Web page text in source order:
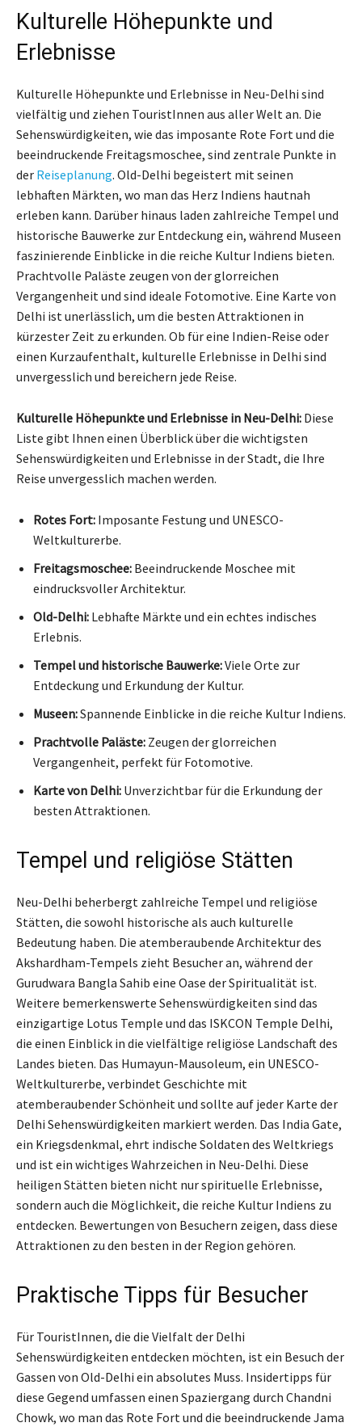
Kulturelle Höhepunkte und
Erlebnisse
Kulturelle Höhepunkte und Erlebnisse in Neu-Delhi sind
vielfältig und ziehen TouristInnen aus aller Welt an. Die
Sehenswürdigkeiten, wie das imposante Rote Fort und die
beeindruckende Freitagsmoschee, sind zentrale Punkte in
der Reiseplanung. Old-Delhi begeistert mit seinen
lebhaften Märkten, wo man das Herz Indiens hautnah
erleben kann. Darüber hinaus laden zahlreiche Tempel und
historische Bauwerke zur Entdeckung ein, während Museen
faszinierende Einblicke in die reiche Kultur Indiens bieten.
Prachtvolle Paläste zeugen von der glorreichen
Vergangenheit und sind ideale Fotomotive. Eine Karte von
Delhi ist unerlässlich, um die besten Attraktionen in
kürzester Zeit zu erkunden. Ob für eine Indien-Reise oder
einen Kurzaufenthalt, kulturelle Erlebnisse in Delhi sind
unvergesslich und bereichern jede Reise.
Kulturelle Höhepunkte und Erlebnisse in Neu-Delhi: Diese
Liste gibt Ihnen einen Überblick über die wichtigsten
Sehenswürdigkeiten und Erlebnisse in der Stadt, die Ihre
Reise unvergesslich machen werden.
Rotes Fort: Imposante Festung und UNESCO-
Weltkulturerbe.
Freitagsmoschee: Beeindruckende Moschee mit
eindrucksvoller Architektur.
Old-Delhi: Lebhafte Märkte und ein echtes indisches
Erlebnis.
Tempel und historische Bauwerke:Viele Orte zur
Entdeckung und Erkundung der Kultur.
Museen:Spannende Einblicke in die reiche Kultur Indiens.
Prachtvolle Paläste: Zeugen der glorreichen
Vergangenheit, perfekt für Fotomotive.
Karte von Delhi: Unverzichtbar für die Erkundung der
besten Attraktionen.
Tempel und religiöse Stätten
Neu-Delhi beherbergt zahlreiche Tempel und religiöse
Stätten, die sowohl historische als auch kulturelle
Bedeutung haben. Die atemberaubende Architektur des
Akshardham-Tempels zieht Besucher an, während der
Gurudwara Bangla Sahib eine Oase der Spiritualität ist.
Weitere bemerkenswerte Sehenswürdigkeiten sind das
einzigartige Lotus Temple und das ISKCON Temple Delhi,
die einen Einblick in die vielfältige religiöse Landschaft des
Landes bieten. Das Humayun-Mausoleum, ein UNESCO-
Weltkulturerbe, verbindet Geschichte mit
atemberaubender Schönheit und sollte auf jeder Karte der
Delhi Sehenswürdigkeiten markiert werden. Das India Gate,
ein Kriegsdenkmal, ehrt indische Soldaten des Weltkriegs
und ist ein wichtiges Wahrzeichen in Neu-Delhi. Diese
heiligen Stätten bieten nicht nur spirituelle Erlebnisse,
sondern auch die Möglichkeit, die reiche Kultur Indiens zu
entdecken. Bewertungen von Besuchern zeigen, dass diese
Attraktionen zu den besten in der Region gehören.
Praktische Tipps für Besucher
Für TouristInnen, die die Vielfalt der Delhi
Sehenswürdigkeiten entdecken möchten, ist ein Besuch der
Gassen von Old-Delhi ein absolutes Muss. Insidertipps für
diese Gegend umfassen einen Spaziergang durch Chandni
Chowk, wo man das Rote Fort und die beeindruckende Jama